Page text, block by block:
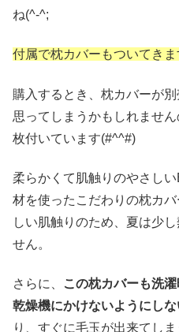
ね(^-^;
付属で枕カバーもついてきま
購入するとき、枕カバーが
思ってしまうかもしれませ
枚付いています(#^^#)
柔らかくて肌触りのやさし
材を使ったこだわりの枕カ
しい肌触りのため、夏は少
せん。
さらに、
この枕カバーも洗
乾燥機にかけないようにしな
り、すぐに毛玉が出来てし